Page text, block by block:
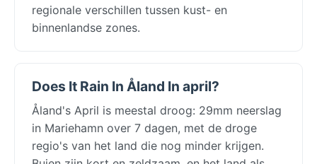
regionale verschillen tussen kust- en
binnenlandse zones.
Does It Rain In Åland In april?
Åland's April is meestal droog: 29mm neerslag
in Mariehamn over 7 dagen, met de droge
regio's van het land die nog minder krijgen.